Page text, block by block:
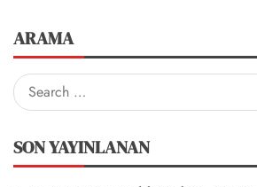
ARAMA
Search
for:
SON YAYINLANAN